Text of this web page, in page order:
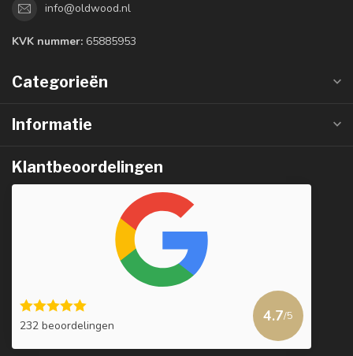
info@oldwood.nl
KVK nummer: 65885953
Categorieën
Informatie
Klantbeoordelingen
232 beoordelingen
4.7/5